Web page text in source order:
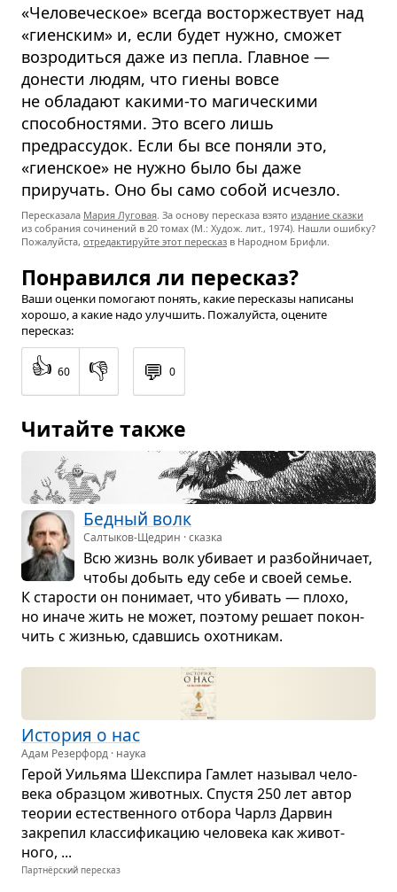
«Человеческое» всегда восторжествует над
«гиенским» и, если будет нужно, сможет
возродиться даже из пепла. Главное —
донести людям, что гиены вовсе
не обладают какими-то магическими
способностями. Это всего лишь
предрассудок. Если бы все поняли это,
«гиенское» не нужно было бы даже
приручать. Оно бы само собой исчезло.
Пересказала Мария Луговая . За основу пересказа взято издание сказки
из собрания сочинений в 20 томах (М.: Худож. лит., 1974). Нашли ошибку?
Пожалуйста, отредактируйте этот пересказ в Народном Брифли.
Понравился ли пересказ?
Ваши оценки помогают понять, какие пересказы написаны
хорошо, а какие надо улучшить. Пожалуйста, оцените
пересказ:
👍 60 👎 💬 0
Читайте также
Бед­ный волк
Салтыков-Щедрин · сказка
Всю жизнь волк уби­вает и раз­бойни­чает,
чтобы добыть еду себе и своей семье.
К ста­ро­сти он пони­мает, что уби­вать — плохо,
но иначе жить не может, поэтому решает покон­
чить с жиз­нью, сдав­шись охот­ни­кам.
Исто­рия о нас
Адам Резерфорд · наука
Герой Уильяма Шекс­пира Гам­лет назы­вал чело­
века образ­цом живот­ных. Спу­стя 250 лет автор
тео­рии есте­ствен­ного отбора Чарлз Дар­вин
закре­пил клас­си­фи­ка­цию чело­века как живот­
ного, ...
Партнёрский пересказ